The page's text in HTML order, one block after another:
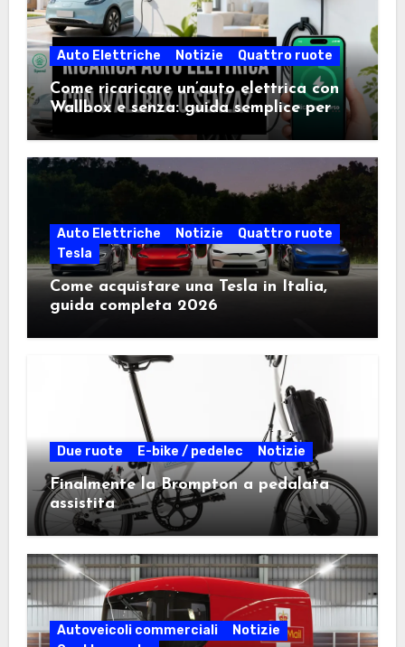
Auto Elettriche Notizie Quattro ruote
Come ricaricare un’auto elettrica con
Wallbox e senza: guida semplice per
scegliere la soluzione giusta
Auto Elettriche Notizie
Quattro ruote
Tesla
Come acquistare una Tesla in Italia,
guida completa 2026
Due ruote E-bike / pedelec Notizie
Finalmente la Brompton a pedalata
assistita
Autoveicoli commerciali
Notizie